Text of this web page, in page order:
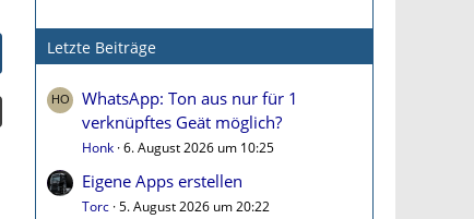
Letzte Beiträge
WhatsApp: Ton aus nur für 1
verknüpftes Geät möglich?
Honk 6. August 2026 um 10:25
Eigene Apps erstellen
Torc 5. August 2026 um 20:22